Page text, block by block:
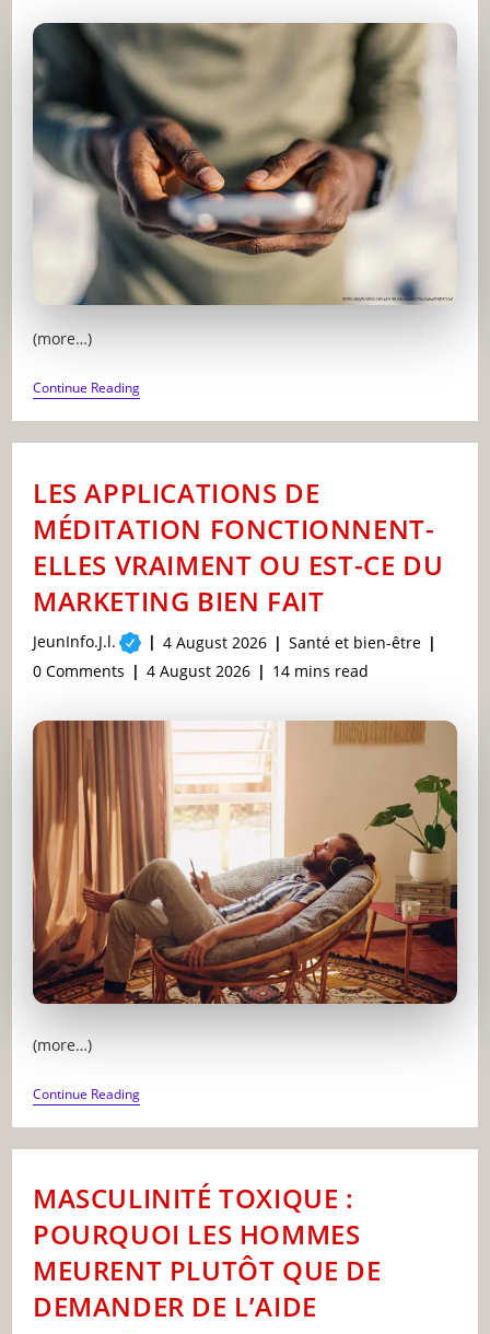
(more…)
Continue ReadingCOMMENT
UTILISER
LA
TECHNOLOGIE
MENTALE
AU
LIEU
DE
LA
DÉTRUIRE
LES APPLICATIONS DE
MÉDITATION FONCTIONNENT-
ELLES VRAIMENT OU EST-CE DU
MARKETING BIEN FAIT
Post
author:
JeunInfo.J.l.
Post
published:
4 August 2026
Post
category:
Santé et bien-être
Post
0 Comments
Post
modified:
4 August 2026
Reading
14 mins read
(more…)
Continue ReadingLES
APPLICATIONS
DE
MÉDITATION
VRAIMENT
EST-
CE
DU
MARKETING
BIEN
FAIT
MASCULINITÉ TOXIQUE :
POURQUOI LES HOMMES
MEURENT PLUTÔT QUE DE
DEMANDER DE L’AIDE